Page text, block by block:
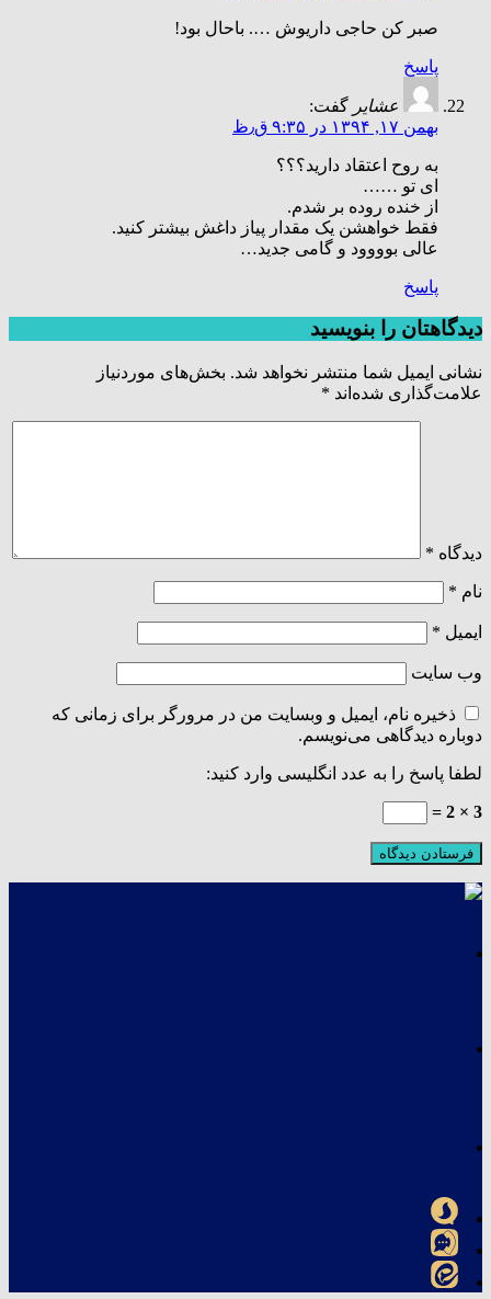
صبر کن حاجی داریوش …. باحال بود!
پاسخ
عشایر گفت:
بهمن ۱۷, ۱۳۹۴ در ۹:۳۵ ق٫ظ
به روح اعتقاد دارید؟؟؟
ای تو ……
از خنده روده بر شدم.
فقط خواهشن یک مقدار پیاز داغش بیشتر کنید.
عالی بوووود و گامی جدید…
پاسخ
دیدگاهتان را بنویسید
نشانی ایمیل شما منتشر نخواهد شد. بخش‌های موردنیاز
علامت‌گذاری شده‌اند *
دیدگاه *
نام *
ایمیل *
وب‌ سایت
ذخیره نام، ایمیل و وبسایت من در مرورگر برای زمانی که
دوباره دیدگاهی می‌نویسم.
لطفا پاسخ را به عدد انگلیسی وارد کنید:
3 × 2 =